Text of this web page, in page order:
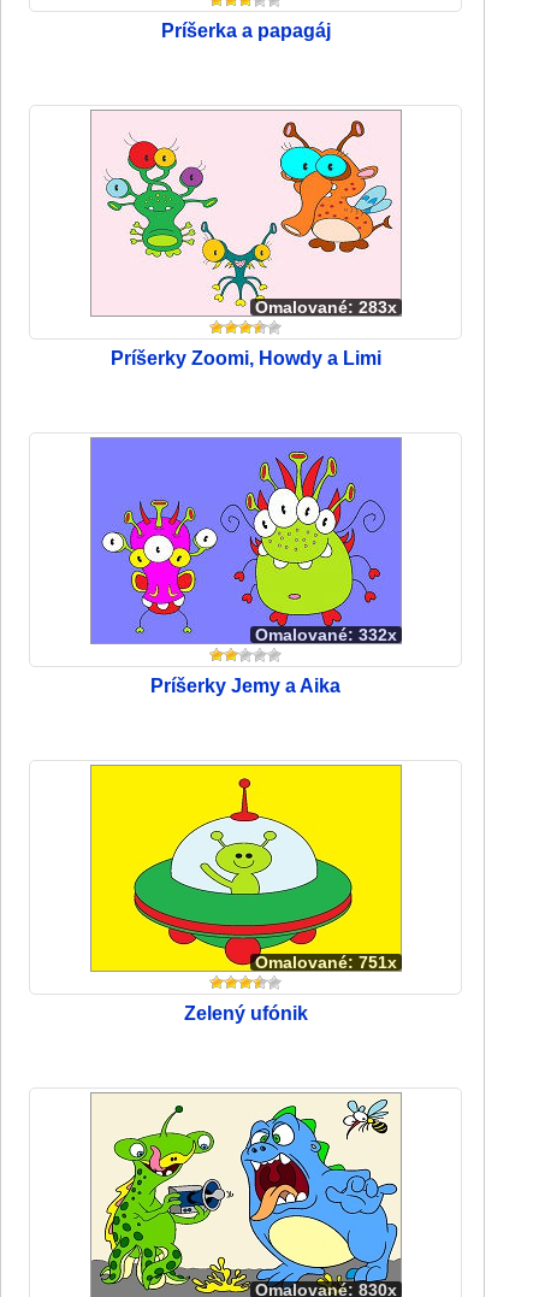
Príšerka a papagáj
Omalované: 283x
Príšerky Zoomi, Howdy a Limi
Omalované: 332x
Príšerky Jemy a Aika
Omalované: 751x
Zelený ufónik
Omalované: 830x